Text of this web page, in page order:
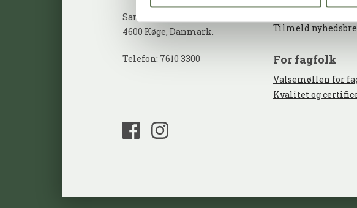
Sandvadsvej 14
4600 Køge, Danmark.
Telefon: 7610 3300
nyhedsbreve
Tilmeld
for fagfolk
Valsemøllen for
Kvalitet og